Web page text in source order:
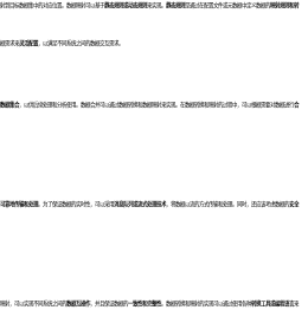
射到目标数据集中的对应位置。数据映射可以基于静态规则或动态规则 来实现。 静态规则 是通过在配置文件或元数据中定义数据的 映射规则和转
需求来灵活配置，以满足不同系统之间的数据交互需求。
据集合，以供后续处理和分析使用。数据合并可以通过数据转换和数据映射来实现。在数据转换和映射的过程中，可以根据需要对数据进行 合
靠地传输和处理 。为了保证数据的实时性，可以采用 消息队列或流式处理技术，将数据以流的方式传输和处理。同时，还应该考虑数据的 安全
射，可以实现不同系统之间的 数据互操作，并且保证数据的 一致性和完整性 。数据转换和映射的实现可以通过使用各种转换工具或编程语言来